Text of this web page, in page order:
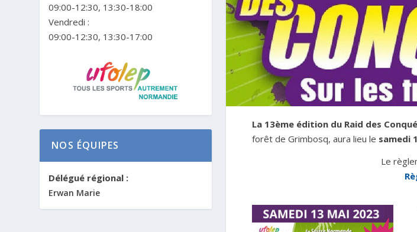
La 13ème édition du Raid des
forêt de Grimbosq, aura lieu le samedi
Le
09:00-12:30, 13:30-18:00
Vendredi :
09:00-12:30, 13:30-17:00
NOS ÉQUIPES
Délégué régional :
Erwan Marie